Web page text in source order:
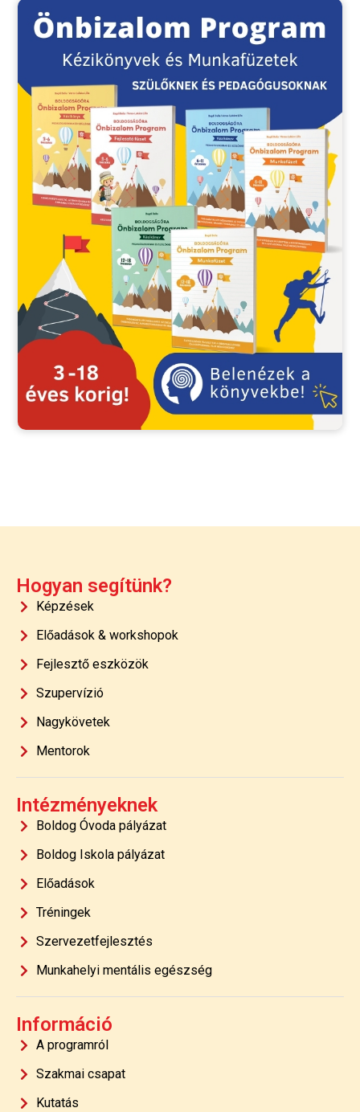
Hogyan segítünk?
Képzések
Előadások & workshopok
Fejlesztő eszközök
Szupervízió
Nagykövetek
Mentorok
Intézményeknek
Boldog Óvoda pályázat
Boldog Iskola pályázat
Előadások
Tréningek
Szervezetfejlesztés
Munkahelyi mentális egészség
Információ
A programról
Szakmai csapat
Kutatás